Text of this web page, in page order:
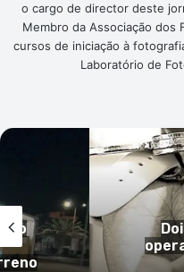
o cargo de director deste
Membro da Associação dos
cursos de iniciação à
Laboratório de
no